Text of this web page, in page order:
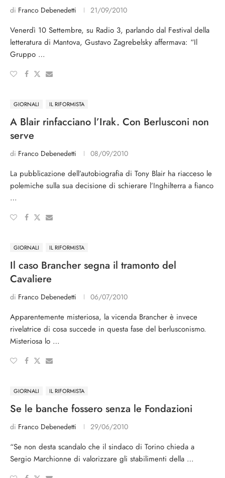
di Franco Debenedetti 21/09/2010
Venerdì 10 Settembre, su Radio 3, parlando dal Festival della
letteratura di Mantova, Gustavo Zagrebelsky affermava: “Il
Gruppo …
GIORNALI IL RIFORMISTA
A Blair rinfacciano l’Irak. Con Berlusconi non
serve
di Franco Debenedetti 08/09/2010
La pubblicazione dell’autobiografia di Tony Blair ha riacceso le
polemiche sulla sua decisione di schierare l’Inghilterra a fianco
…
GIORNALI IL RIFORMISTA
Il caso Brancher segna il tramonto del
Cavaliere
di Franco Debenedetti 06/07/2010
Apparentemente misteriosa, la vicenda Brancher è invece
rivelatrice di cosa succede in questa fase del berlusconismo.
Misteriosa lo …
GIORNALI IL RIFORMISTA
Se le banche fossero senza le Fondazioni
di Franco Debenedetti 29/06/2010
“Se non desta scandalo che il sindaco di Torino chieda a
Sergio Marchionne di valorizzare gli stabilimenti della …